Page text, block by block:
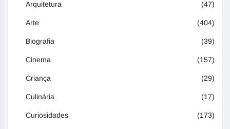
Arquitetura (47)
Arte (404)
Biografia (39)
Cinema (157)
Criança (29)
Culinária (17)
Curiosidades (173)